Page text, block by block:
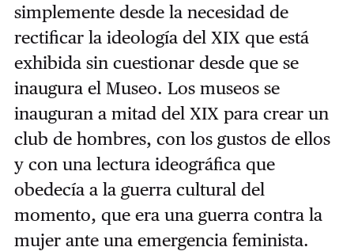
simplemente desde la necesidad de
rectificar la ideología del XIX que está
exhibida sin cuestionar desde que se
inaugura el Museo. Los museos se
inauguran a mitad del XIX para crear un
club de hombres, con los gustos de ellos
y con una lectura ideográfica que
obedecía a la guerra cultural del
momento, que era una guerra contra la
mujer ante una emergencia feminista.